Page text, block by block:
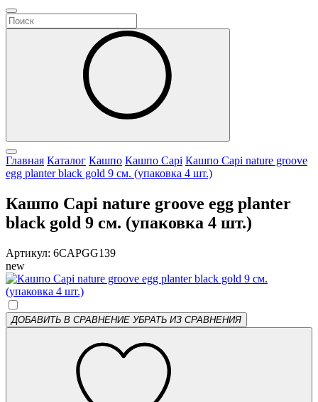
Главная Каталог Кашпо Кашпо Capi Кашпо Capi nature groove
egg planter black gold 9 см. (упаковка 4 шт.)
Кашпо Capi nature groove egg planter
black gold 9 см. (упаковка 4 шт.)
Артикул: 6CAPGG139
new
ДОБАВИТЬ В СРАВНЕНИЕ УБРАТЬ ИЗ СРАВНЕНИЯ